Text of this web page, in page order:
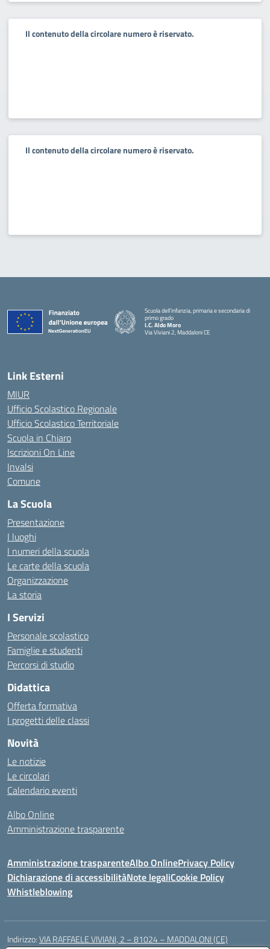
Il contenuto della circolare numero è riservato.
Il contenuto della circolare numero è riservato.
Scuola dell’infanzia, primaria e secondaria di
primo grado
I.C. Aldo Moro
Via Viviani 2, Maddaloni CE
Link Esterni
MIUR
Ufficio Scolastico Regionale
Ufficio Scolastico Territoriale
Scuola in Chiaro
Iscrizioni On Line
Invalsi
Comune
La Scuola
Presentazione
I luoghi
I numeri della scuola
Le carte della scuola
Organizzazione
La storia
I Servizi
Personale scolastico
Famiglie e studenti
Percorsi di studio
Didattica
Offerta formativa
I progetti delle classi
Novità
Le notizie
Le circolari
Calendario eventi
Albo Online
Amministrazione trasparente
Amministrazione trasparenteAlbo OnlinePrivacy Policy
Dichiarazione di accessibilitàNote legaliCookie Policy
Whistleblowing
Indirizzo:VIA RAFFAELE VIVIANI, 2 – 81024 – MADDALONI (CE)